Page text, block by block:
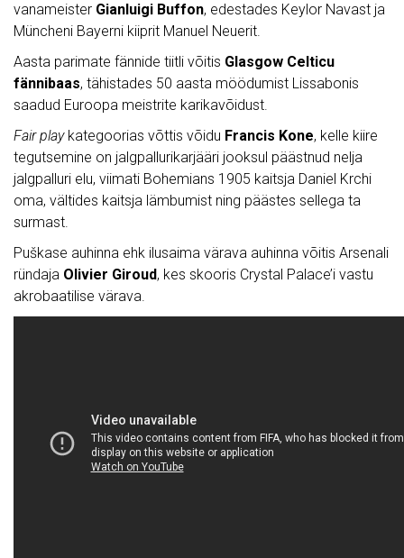
vanameister Gianluigi Buffon, edestades Keylor Navast ja
Müncheni Bayerni kiiprit Manuel Neuerit.
Aasta parimate fännide tiitli võitis Glasgow Celticu
fännibaas, tähistades 50 aasta möödumist Lissabonis
saadud Euroopa meistrite karikavõidust.
Fair play kategoorias võttis võidu Francis Kone, kelle kiire
tegutsemine on jalgpallurikarjääri jooksul päästnud nelja
jalgpalluri elu, viimati Bohemians 1905 kaitsja Daniel Krchi
oma, vältides kaitsja lämbumist ning päästes sellega ta
surmast.
Puškase auhinna ehk ilusaima värava auhinna võitis Arsenali
ründaja Olivier Giroud, kes skooris Crystal Palace’i vastu
akrobaatilise värava.